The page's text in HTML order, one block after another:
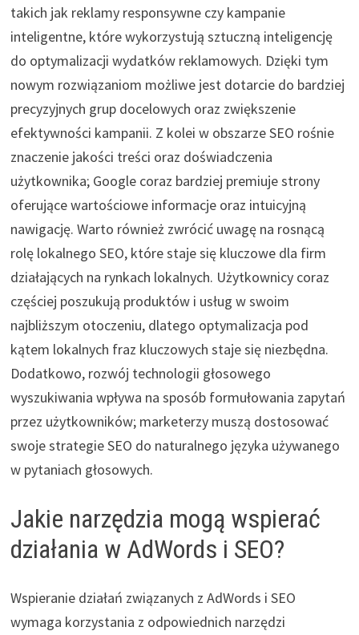
takich jak reklamy responsywne czy kampanie
inteligentne, które wykorzystują sztuczną inteligencję
do optymalizacji wydatków reklamowych. Dzięki tym
nowym rozwiązaniom możliwe jest dotarcie do bardziej
precyzyjnych grup docelowych oraz zwiększenie
efektywności kampanii. Z kolei w obszarze SEO rośnie
znaczenie jakości treści oraz doświadczenia
użytkownika; Google coraz bardziej premiuje strony
oferujące wartościowe informacje oraz intuicyjną
nawigację. Warto również zwrócić uwagę na rosnącą
rolę lokalnego SEO, które staje się kluczowe dla firm
działających na rynkach lokalnych. Użytkownicy coraz
częściej poszukują produktów i usług w swoim
najbliższym otoczeniu, dlatego optymalizacja pod
kątem lokalnych fraz kluczowych staje się niezbędna.
Dodatkowo, rozwój technologii głosowego
wyszukiwania wpływa na sposób formułowania zapytań
przez użytkowników; marketerzy muszą dostosować
swoje strategie SEO do naturalnego języka używanego
w pytaniach głosowych.
Jakie narzędzia mogą wspierać
działania w AdWords i SEO?
Wspieranie działań związanych z AdWords i SEO
wymaga korzystania z odpowiednich narzędzi